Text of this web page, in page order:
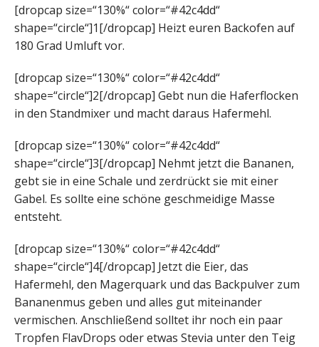
[dropcap size=“130%“ color=“#42c4dd“
shape=“circle“]1[/dropcap] Heizt euren Backofen auf
180 Grad Umluft vor.
[dropcap size=“130%“ color=“#42c4dd“
shape=“circle“]2[/dropcap] Gebt nun die Haferflocken
in den Standmixer und macht daraus Hafermehl.
[dropcap size=“130%“ color=“#42c4dd“
shape=“circle“]3[/dropcap] Nehmt jetzt die Bananen,
gebt sie in eine Schale und zerdrückt sie mit einer
Gabel. Es sollte eine schöne geschmeidige Masse
entsteht.
[dropcap size=“130%“ color=“#42c4dd“
shape=“circle“]4[/dropcap] Jetzt die Eier, das
Hafermehl, den Magerquark und das Backpulver zum
Bananenmus geben und alles gut miteinander
vermischen. Anschließend solltet ihr noch ein paar
Tropfen FlavDrops oder etwas Stevia unter den Teig